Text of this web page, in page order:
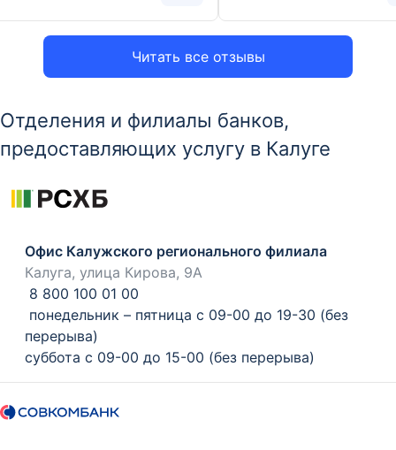
Читать все отзывы
Отделения и филиалы банков,
предоставляющих услугу в Калуге
Офис Калужского регионального филиала
Калуга, улица Кирова, 9А
8 800 100 01 00
понедельник – пятница с 09-00 до 19-30 (без
перерыва)
суббота с 09-00 до 15-00 (без перерыва)